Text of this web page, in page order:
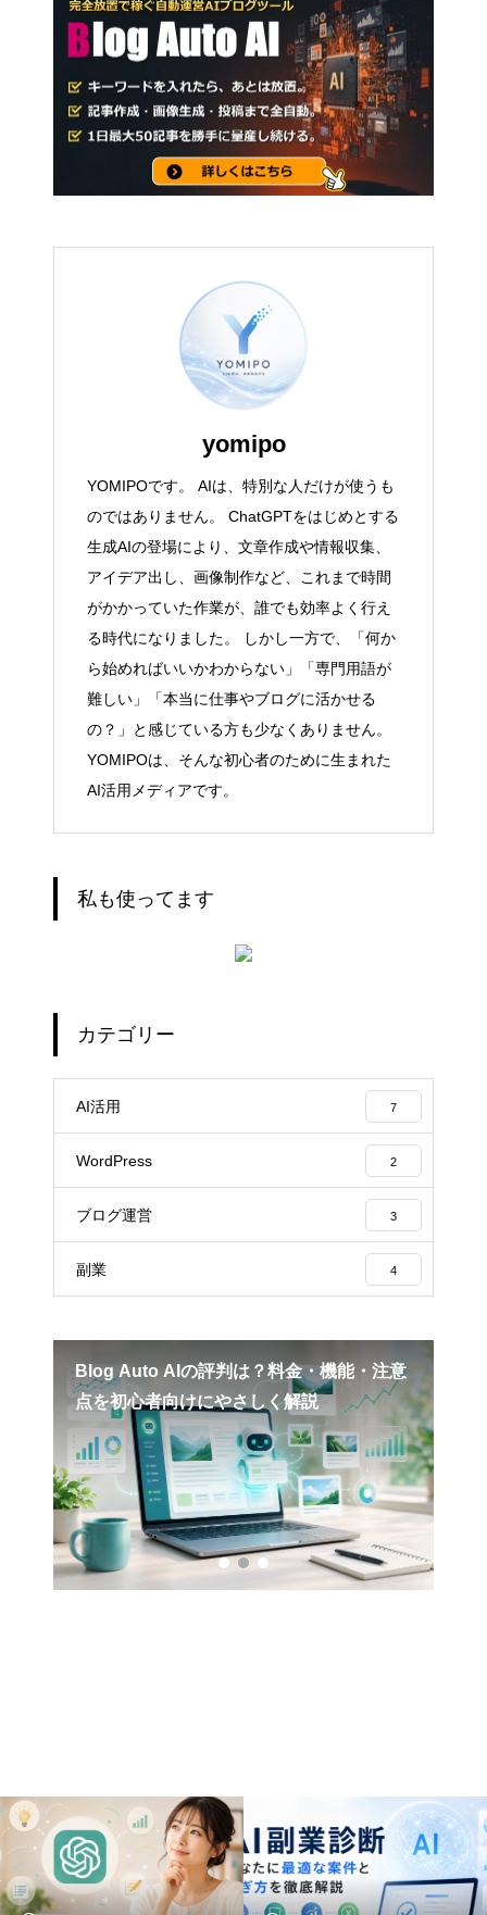
yomipo
YOMIPOです。 AIは、特別な人だけが使うも
のではありません。 ChatGPTをはじめとする
生成AIの登場により、文章作成や情報収集、
アイデア出し、画像制作など、これまで時間
がかかっていた作業が、誰でも効率よく行え
る時代になりました。 しかし一方で、「何か
ら始めればいいかわからない」「専門用語が
難しい」「本当に仕事やブログに活かせる
の？」と感じている方も少なくありません。
YOMIPOは、そんな初心者のために生まれた
AI活用メディアです。
私も使ってます
カテゴリー
AI活用 7
WordPress 2
ブログ運営 3
副業 4
Blog Auto AIの評判は？料金・機能・注意
点を初心者向けにやさしく解説